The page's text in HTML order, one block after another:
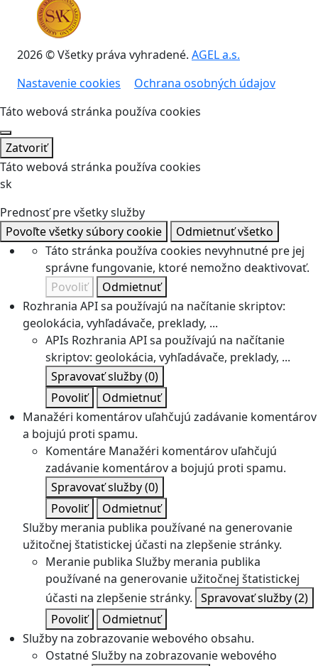
2026 © Všetky práva vyhradené. AGEL a.s.
Nastavenie cookies
Ochrana osobných údajov
Táto webová stránka používa cookies
Zatvoriť
Táto webová stránka používa cookies
sk
Prednosť pre všetky služby
Povoľte všetky súbory cookie
Odmietnuť všetko
Táto stránka používa cookies nevyhnutné pre jej
správne fungovanie, ktoré nemožno deaktivovať.
Povoliť
Odmietnuť
Rozhrania API sa používajú na načítanie skriptov:
geolokácia, vyhľadávače, preklady, ...
APIs Rozhrania API sa používajú na načítanie
skriptov: geolokácia, vyhľadávače, preklady, ...
Spravovať služby(0)
Povoliť
Odmietnuť
Manažéri komentárov uľahčujú zadávanie komentárov
a bojujú proti spamu.
Komentáre Manažéri komentárov uľahčujú
zadávanie komentárov a bojujú proti spamu.
Spravovať služby(0)
Povoliť
Odmietnuť
Služby merania publika používané na generovanie
užitočnej štatistickej účasti na zlepšenie stránky.
Meranie publika Služby merania publika
používané na generovanie užitočnej štatistickej
účasti na zlepšenie stránky. Spravovať služby(2)
Povoliť
Odmietnuť
Služby na zobrazovanie webového obsahu.
OstatnéSlužby na zobrazovanie webového